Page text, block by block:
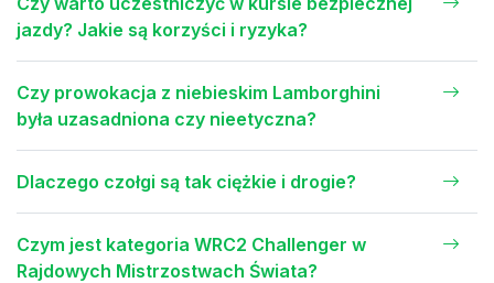
jazdy? Jakie są korzyści i ryzyka?
Czy prowokacja z niebieskim Lamborghini
była uzasadniona czy nieetyczna?
Dlaczego czołgi są tak ciężkie i drogie?
Czym jest kategoria WRC2 Challenger w
Rajdowych Mistrzostwach Świata?